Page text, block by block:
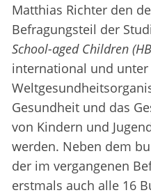
Matthias Richter den
Befragungsteil der
School-aged Children
international und
Gesundheit und das
von Kindern und
werden. Neben dem
der im vergangenen
erstmals auch alle 16